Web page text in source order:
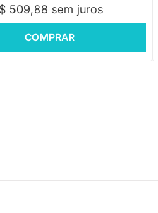
509,88 sem juros
COMPRAR